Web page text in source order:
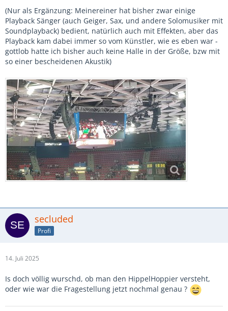
(Nur als Ergänzung: Meinereiner hat bisher zwar einige
Playback Sänger (auch Geiger, Sax, und andere Solomusiker mit
Soundplayback) bedient, natürlich auch mit Effekten, aber das
Playback kam dabei immer so vom Künstler, wie es eben war -
gottlob hatte ich bisher auch keine Halle in der Größe, bzw mit
so einer bescheidenen Akustik)
secluded
Profi
14. Juli 2025
Is doch völlig wurschd, ob man den HippelHoppier versteht,
oder wie war die Fragestellung jetzt nochmal genau ?